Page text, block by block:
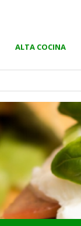
ALTA COCINA